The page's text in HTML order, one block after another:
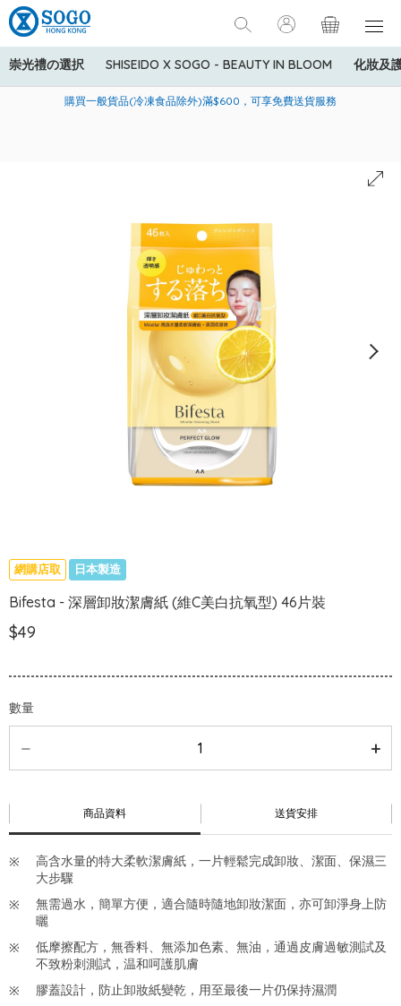
崇光禮の選択 SHISEIDO X SOGO - BEAUTY IN BLOOM 化妝及
美國運通Explorer®信用卡會員購物禮遇：高達5%簽賬回贈！
購買一般貨品(冷凍食品除外)滿$600，可享免費送貨服務
寄送中國內地服務只適用於指定商品，若訂單金額少於HK$600(折
網購店取 日本製造
Bifesta - 深層卸妝潔膚紙 (維C美白抗氧型) 46片裝
$49
數量
商品資料 送貨安排
高含水量的特大柔軟潔膚紙，一片輕鬆完成卸妝、潔面、保濕三
大步驟
無需過水，簡單方便，適合隨時隨地卸妝潔面，亦可卸淨身上防
曬
低摩擦配方，無香料、無添加色素、無油，通過皮膚過敏測試及
不致粉刺測試，温和呵護肌膚
膠蓋設計，防止卸妝紙變乾，用至最後一片仍保持濕潤